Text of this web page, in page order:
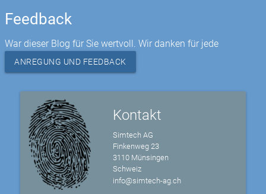
Feedback
War dieser Blog für Sie wertvoll. Wir danken für jede
ANREGUNG UND FEEDBACK
Kontakt
Simtech AG
Finkenweg 23
3110 Münsingen
Schweiz
info@simtech-ag.ch